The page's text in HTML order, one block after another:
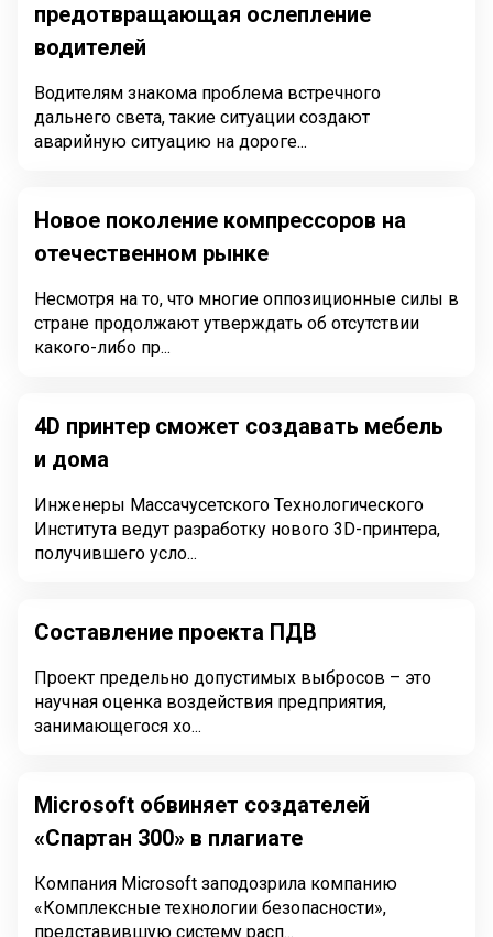
предотвращающая ослепление
водителей
Водителям знакома проблема встречного
дальнего света, такие ситуации создают
аварийную ситуацию на дороге...
Новое поколение компрессоров на
отечественном рынке
Несмотря на то, что многие оппозиционные силы в
стране продолжают утверждать об отсутствии
какого-либо пр...
4D принтер сможет создавать мебель
и дома
Инженеры Массачусетского Технологического
Института ведут разработку нового 3D-принтера,
получившего усло...
Составление проекта ПДВ
Проект предельно допустимых выбросов – это
научная оценка воздействия предприятия,
занимающегося хо...
Microsoft обвиняет создателей
«Спартан 300» в плагиате
Компания Microsoft заподозрила компанию
«Комплексные технологии безопасности»,
представившую систему расп...